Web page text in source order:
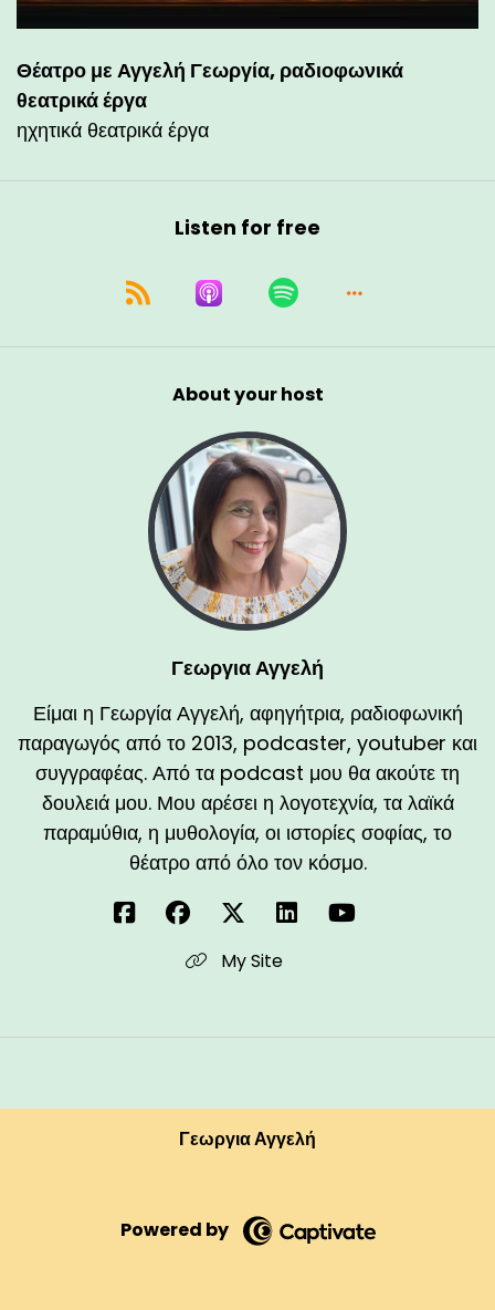
Θέατρο με Αγγελή Γεωργία, ραδιοφωνικά
θεατρικά έργα
ηχητικά θεατρικά έργα
Listen for free
About your host
Γεωργια Αγγελή
Είμαι η Γεωργία Αγγελή, αφηγήτρια, ραδιοφωνική
παραγωγός από το 2013, podcaster, youtuber και
συγγραφέας. Από τα podcast μου θα ακούτε τη
δουλειά μου. Μου αρέσει η λογοτεχνία, τα λαϊκά
παραμύθια, η μυθολογία, οι ιστορίες σοφίας, το
θέατρο από όλο τον κόσμο.
My Site
Γεωργια Αγγελή
Powered by